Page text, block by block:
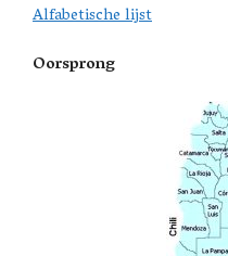
Alfabetische lijst
Oorsprong